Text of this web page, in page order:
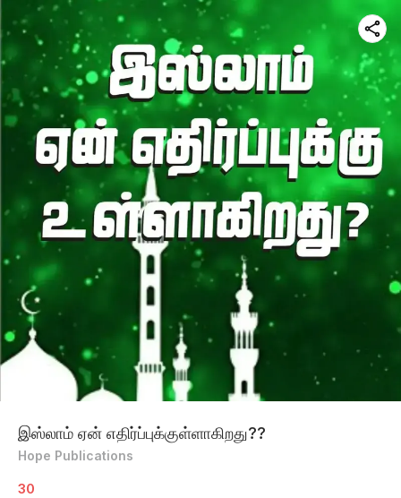
இஸ்லாம் ஏன் எதிர்ப்புக்குள்ளாகிறது??
Hope Publications
30